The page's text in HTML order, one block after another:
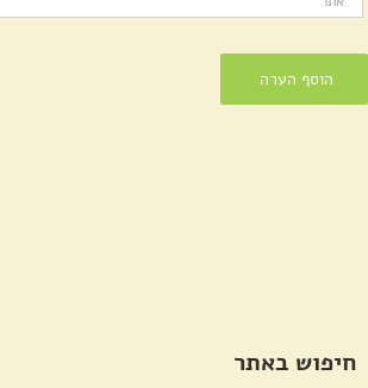
חיפוש באתר